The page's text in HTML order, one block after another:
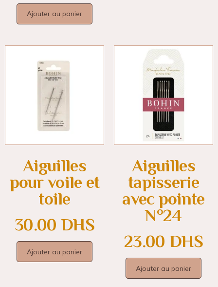
Ajouter au panier
Aiguilles
pour voile et
toile
30.00 DHS
Ajouter au panier
Aiguilles
tapisserie
avec pointe
N°24
23.00 DHS
Ajouter au panier